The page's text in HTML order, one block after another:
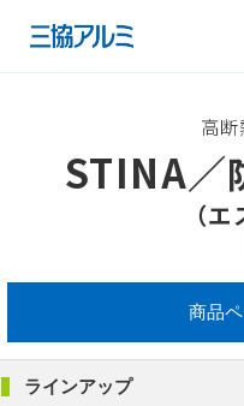
高
STINA／
（
商品
ラインアップ